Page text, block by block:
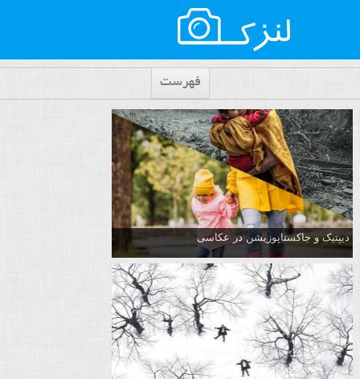
فهرست
دیپتیک و جاکستا‌پوزیشن در عکاسی